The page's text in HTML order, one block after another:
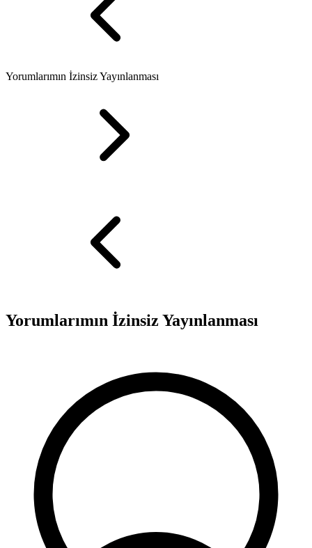
Yorumlarımın İzinsiz Yayınlanması
Yorumlarımın İzinsiz Yayınlanması